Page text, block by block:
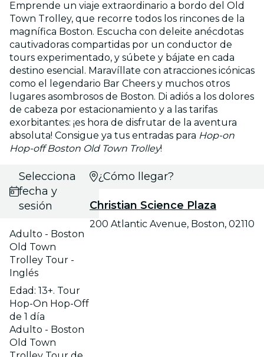
Emprende un viaje extraordinario a bordo del Old
Town Trolley, que recorre todos los rincones de la
magnífica Boston. Escucha con deleite anécdotas
cautivadoras compartidas por un conductor de
tours experimentado, y súbete y bájate en cada
destino esencial. Maravíllate con atracciones icónicas
como el legendario Bar Cheers y muchos otros
lugares asombrosos de Boston. Di adiós a los dolores
de cabeza por estacionamiento y a las tarifas
exorbitantes: ¡es hora de disfrutar de la aventura
absoluta! Consigue ya tus entradas para Hop-on
Hop-off Boston Old Town Trolley!
Selecciona
fecha y
sesión
Adulto - Boston
Old Town
Trolley Tour -
Inglés
Edad: 13+. Tour
Hop-On Hop-Off
de 1 día
Adulto - Boston
Old Town
¿Cómo llegar?
Christian Science Plaza
200 Atlantic Avenue, Boston, 02110